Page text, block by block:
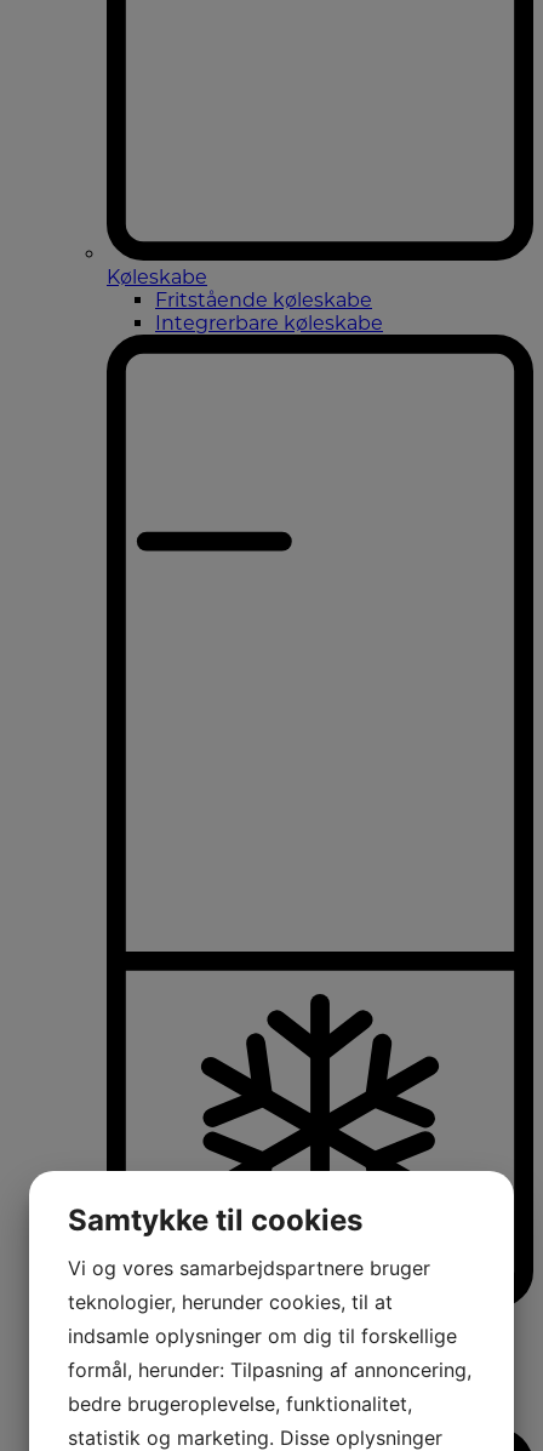
Køleskabe
Fritstående køleskabe
Integrerbare køleskabe
Køle-/fryseskabe
Fritstående køle-/fryseskabe
Integrerbare køle-/fryseskabe
Køleskabe med fryseboks
Amerikanerkøleskabe
Samtykke til cookies
Vi og vores samarbejdspartnere bruger
teknologier, herunder cookies, til at
indsamle oplysninger om dig til forskellige
formål, herunder: Tilpasning af annoncering,
bedre brugeroplevelse, funktionalitet,
statistik og marketing. Disse oplysninger